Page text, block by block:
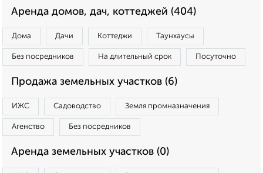
Аренда домов, дач, коттеджей (404)
Дома Дачи Коттеджи Таунхаусы
Без посредников На длительный срок Посуточно
Продажа земельных участков (6)
ИЖС Садоводство Земля промназначения
Агенство Без посредников
Аренда земельных участков (0)